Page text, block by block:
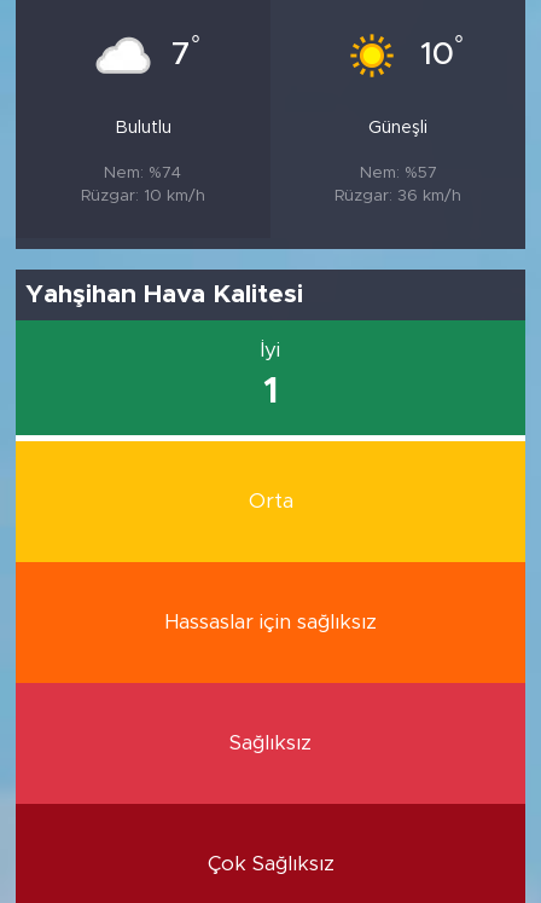
7°
Bulutlu
Nem: %74
Rüzgar: 10 km/h
10°
Güneşli
Nem: %57
Rüzgar: 36 km/h
Yahşihan Hava Kalitesi
İyi
1
Orta
Hassaslar için sağlıksız
Sağlıksız
Çok Sağlıksız